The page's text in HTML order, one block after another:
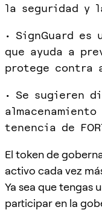
la seguridad y
• SignGuard
que ayuda a
protege contra
• Se sugieren
tenencia de
El token de
activo cada vez
Ya sea que tengas
participar en la